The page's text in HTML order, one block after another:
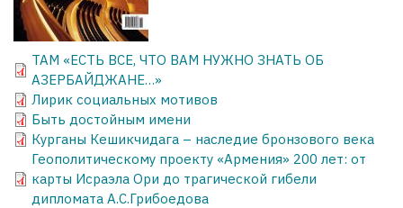
ТАМ «ЕСТЬ ВСЕ, ЧТО ВАМ НУЖНО ЗНАТЬ ОБ
АЗЕРБАЙДЖАНЕ…»
Лирик социальных мотивов
Быть достойным имени
Курганы Кешикчидага – наследие бронзового века
Геополитическому проекту «Армения» 200 лет: от
карты Исраэла Ори до трагической гибели
дипломата А.C.Грибоедова